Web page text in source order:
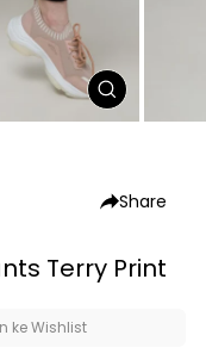
TUTUP
(ESC)
Share
Terry Print
ke Wishlist